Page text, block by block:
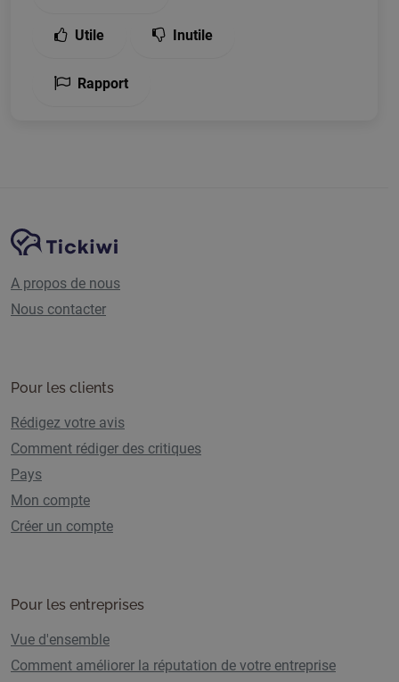
Utile Inutile
Rapport
Navigation du sitePlate-forme Tickiwi
A propos de nous
Nous contacter
Pour les clients
Rédigez votre avis
Comment rédiger des critiques
Pays
Mon compte
Créer un compte
Pour les entreprises
Vue d'ensemble
Comment améliorer la réputation de votre entreprise